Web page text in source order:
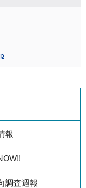
報
調査週報